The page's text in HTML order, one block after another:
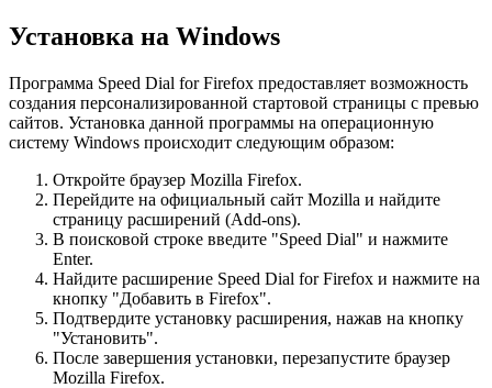
Установка на Windows
Программа Speed Dial for Firefox предоставляет возможность
создания персонализированной стартовой страницы с превью
сайтов. Установка данной программы на операционную
систему Windows происходит следующим образом:
Откройте браузер Mozilla Firefox.
Перейдите на официальный сайт Mozilla и найдите
страницу расширений (Add-ons).
В поисковой строке введите "Speed Dial" и нажмите
Enter.
Найдите расширение Speed Dial for Firefox и нажмите на
кнопку "Добавить в Firefox".
Подтвердите установку расширения, нажав на кнопку
"Установить".
После завершения установки, перезапустите браузер
Mozilla Firefox.